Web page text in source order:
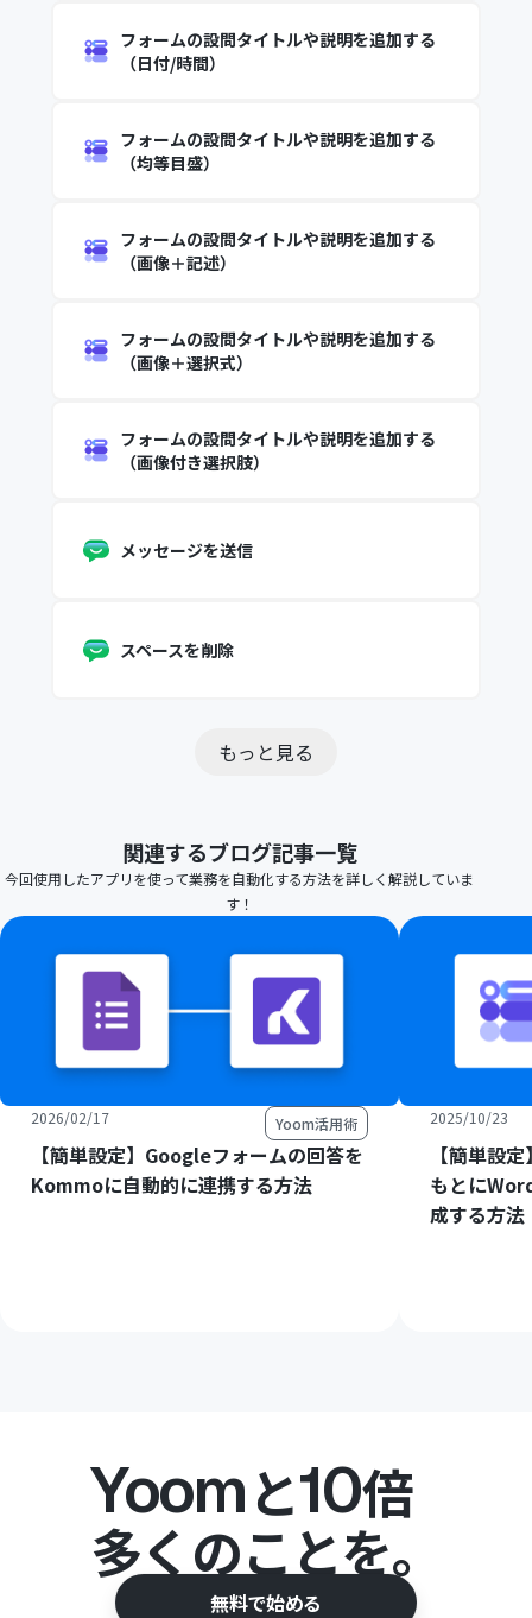
フォームの設問タイトルや説明を追加する
（日付/時間）
フォームの設問タイトルや説明を追加する
（均等目盛）
フォームの設問タイトルや説明を追加する
（画像＋記述）
フォームの設問タイトルや説明を追加する
（画像＋選択式）
フォームの設問タイトルや説明を追加する
（画像付き選択肢）
メッセージを送信
スペースを削除
もっと見る
関連するブログ記事一覧
今回使用したアプリを使って業務を自動化する方法を詳しく解説していま
す！
2026/02/17 Yoom活用術
【簡単設定】Googleフォームの回答を
Kommoに自動的に連携する方法
2025/10/23
【簡単設
もとに
成する方法
Yoomと10倍
多くのことを。
無料で始める